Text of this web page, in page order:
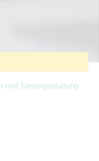
und Steuergestaltung